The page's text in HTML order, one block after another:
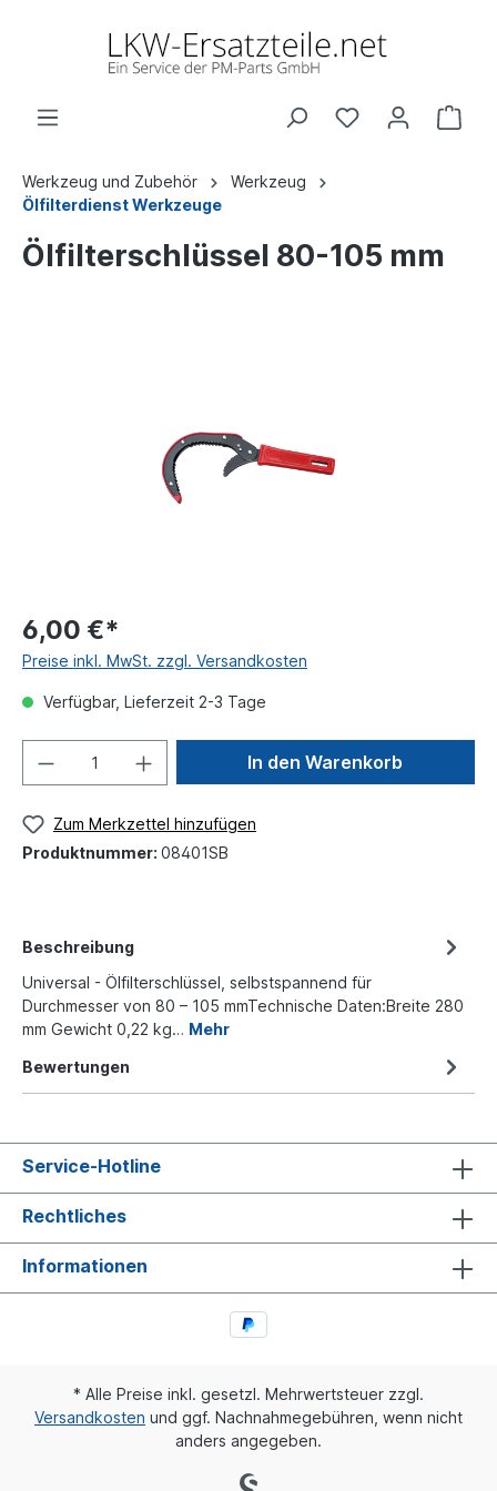
Werkzeug und Zubehör
Werkzeug
Ölfilterdienst Werkzeuge
Ölfilterschlüssel 80-105 mm
6,00 €*
Preise inkl. MwSt. zzgl. Versandkosten
Verfügbar, Lieferzeit 2-3 Tage
In den Warenkorb
Zum Merkzettel hinzufügen
Produktnummer: 08401SB
Beschreibung
Universal - Ölfilterschlüssel, selbstspannend für
Durchmesser von 80 – 105 mmTechnische Daten:Breite 280
mm Gewicht 0,22 kg… Mehr
Bewertungen
Service-Hotline
Rechtliches
Informationen
* Alle Preise inkl. gesetzl. Mehrwertsteuer zzgl.
Versandkosten und ggf. Nachnahmegebühren, wenn nicht
anders angegeben.